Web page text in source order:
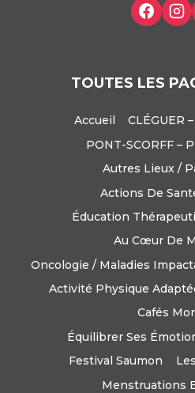
TOUTES LES
Accueil
CLÉGUER
PONT-SCORFF –
Autres Lieux /
Actions De
Éducation
Au Cœur De
Oncologie / Maladies
Activité Physique
Cafés
Équilibrer Ses
Festival Saumon
Menstruations